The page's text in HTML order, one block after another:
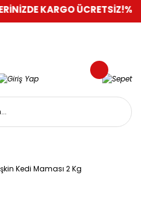
KARGO ÜCRETSİZ!%100